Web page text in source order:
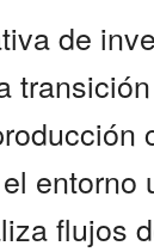
de
entorno
flujos